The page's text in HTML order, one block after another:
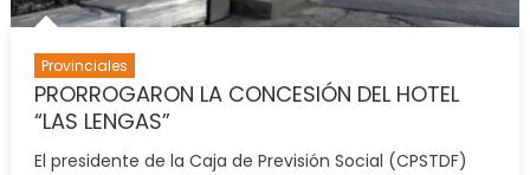
Provinciales
PRORROGARON LA CONCESIÓN DEL HOTEL
“LAS LENGAS”
El presidente de la Caja de Previsión Social (CPSTDF)